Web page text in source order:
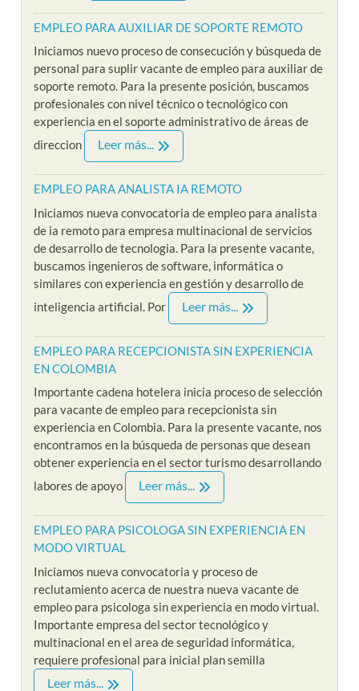
EMPLEO PARA AUXILIAR DE SOPORTE REMOTO
Iniciamos nuevo proceso de consecución y búsqueda de
personal para suplir vacante de empleo para auxiliar de
soporte remoto. Para la presente posición, buscamos
profesionales con nivel técnico o tecnológico con
experiencia en el soporte administrativo de áreas de
direccion
Leer más...
EMPLEO PARA ANALISTA IA REMOTO
Iniciamos nueva convocatoria de empleo para analista
de ia remoto para empresa multinacional de servicios
de desarrollo de tecnologia. Para la presente vacante,
buscamos ingenieros de software, informática o
similares con experiencia en gestión y desarrollo de
inteligencia artificial. Por
Leer más...
EMPLEO PARA RECEPCIONISTA SIN EXPERIENCIA
EN COLOMBIA
Importante cadena hotelera inicia proceso de selección
para vacante de empleo para recepcionista sin
experiencia en Colombia. Para la presente vacante, nos
encontramos en la búsqueda de personas que desean
obtener experiencia en el sector turismo desarrollando
labores de apoyo
Leer más...
EMPLEO PARA PSICOLOGA SIN EXPERIENCIA EN
MODO VIRTUAL
Iniciamos nueva convocatoria y proceso de
reclutamiento acerca de nuestra nueva vacante de
empleo para psicologa sin experiencia en modo virtual.
Importante empresa del sector tecnológico y
multinacional en el area de seguridad informática,
requiere profesional para inicial plan semilla
Leer más...